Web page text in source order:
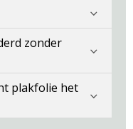
zonder
plakfolie het